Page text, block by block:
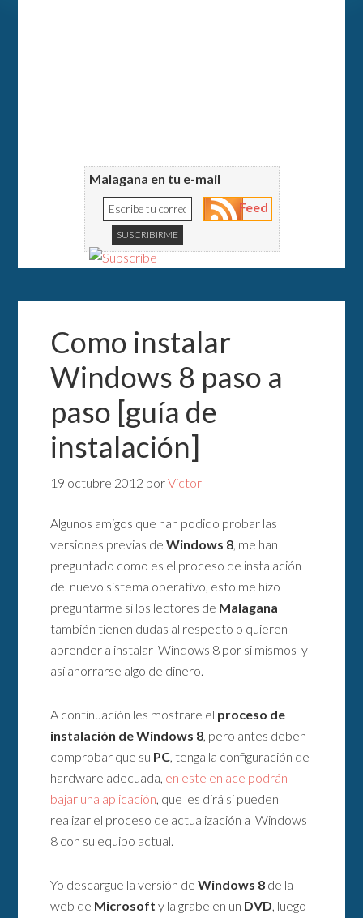
Malagana en tu e-mail
Feed
Como instalar
Windows 8 paso a
paso [guía de
instalación]
19 octubre 2012 porVictor
Algunos amigos que han podido probar las
versiones previas deWindows 8, me han
preguntado como es el proceso de instalación
del nuevo sistema operativo, esto me hizo
preguntarme si los lectores de Malagana
también tienen dudas al respecto o quieren
aprender a instalar Windows 8 por si mismos y
así ahorrarse algo de dinero.
A continuación les mostrare el proceso de
instalación de Windows 8, pero antes deben
comprobar que su PC, tenga la configuración de
hardware adecuada, en este enlace podrán
bajar una aplicación, que les dirá si pueden
realizar el proceso de actualización a Windows
8 con su equipo actual.
Yo descargue la versión deWindows 8 de la
web de Microsoft y la grabe en un DVD, luego